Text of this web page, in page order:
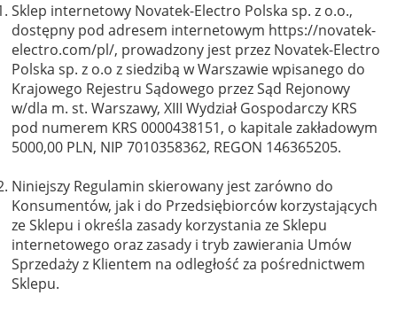
Sklep internetowy Novatek-Electro Polska sp. z o.o.,
dostępny pod adresem internetowym https://novatek-
electro.com/pl/, prowadzony jest przez Novatek-Electro
Polska sp. z o.o z siedzibą w Warszawie wpisanego do
Krajowego Rejestru Sądowego przez Sąd Rejonowy
w/dla m. st. Warszawy, XIII Wydział Gospodarczy KRS
pod numerem KRS 0000438151, o kapitale zakładowym
5000,00 PLN, NIP 7010358362, REGON 146365205.
Niniejszy Regulamin skierowany jest zarówno do
Konsumentów, jak i do Przedsiębiorców korzystających
ze Sklepu i określa zasady korzystania ze Sklepu
internetowego oraz zasady i tryb zawierania Umów
Sprzedaży z Klientem na odległość za pośrednictwem
Sklepu.